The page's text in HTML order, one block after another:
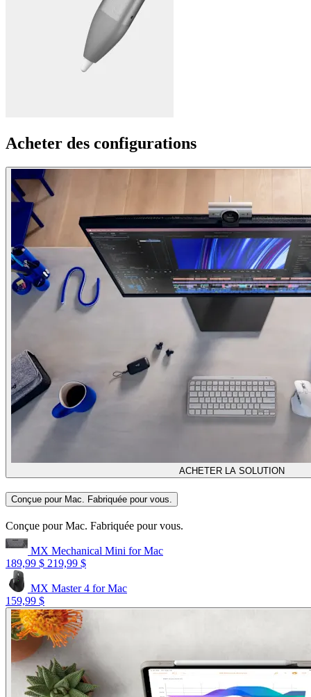
Acheter des configurations
ACHETER LA SOLUTION
Conçue pour Mac. Fabriquée pour vous.
Conçue pour Mac. Fabriquée pour vous.
MX Mechanical Mini for Mac
189,99 $ 219,99 $
MX Master 4 for Mac
159,99 $